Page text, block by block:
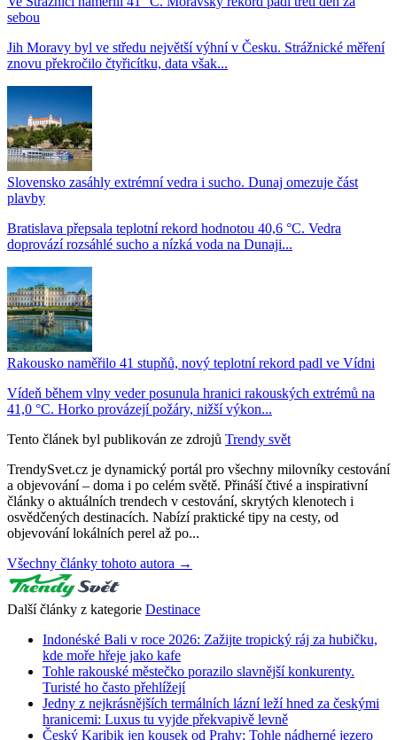
sebou
Jih Moravy byl ve středu největší výhní v Česku. Strážnické měření
znovu překročilo čtyřicítku, data však...
Slovensko zasáhly extrémní vedra i sucho. Dunaj omezuje část
plavby
Bratislava přepsala teplotní rekord hodnotou 40,6 °C. Vedra
doprovází rozsáhlé sucho a nízká voda na Dunaji...
Rakousko naměřilo 41 stupňů, nový teplotní rekord padl ve Vídni
Vídeň během vlny veder posunula hranici rakouských extrémů na
41,0 °C. Horko provázejí požáry, nižší výkon...
Tento článek byl publikován ze zdrojů Trendy svět
TrendySvet.cz je dynamický portál pro všechny milovníky cestování
a objevování – doma i po celém světě. Přináší čtivé a inspirativní
články o aktuálních trendech v cestování, skrytých klenotech i
osvědčených destinacích. Nabízí praktické tipy na cesty, od
objevování lokálních perel až po...
Všechny články tohoto autora →
Další články z kategorie Destinace
Indonéské Bali v roce 2026: Zažijte tropický ráj za hubičku,
kde moře hřeje jako kafe
Tohle rakouské městečko porazilo slavnější konkurenty.
Turisté ho často přehlížejí
Jedny z nejkrásnějších termálních lázní leží hned za českými
hranicemi: Luxus tu vyjde překvapivě levně
Český Karibik jen kousek od Prahy: Tohle nádherné jezero